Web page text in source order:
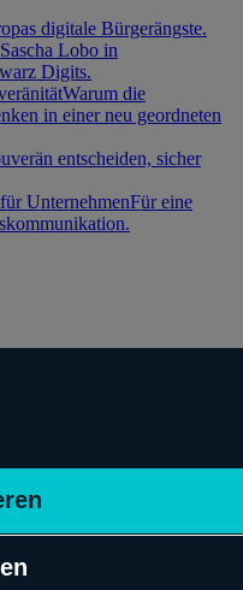
digitale Bürgerängste.
Lobo in
Digits.
Warum die
in einer neu geordneten
entscheiden, sicher
UnternehmenFür eine